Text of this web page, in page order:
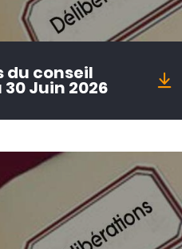
du conseil
Juin 2026